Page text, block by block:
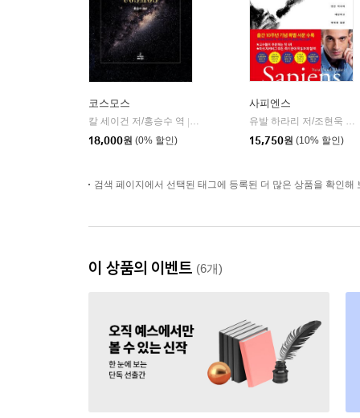
코스모스
칼 세이건 저/홍승수 역 |
18,000원 (0% 할인)
사피엔스
15,750원 (10% 할인)
검색 페이지에서 선택된 태그에 등록된 더 많은 상품을 확인해
이 상품의 이벤트 (6개)